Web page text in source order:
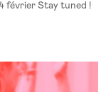
x partenaires sera annoncée par mail le mardi 24 février Stay tuned !